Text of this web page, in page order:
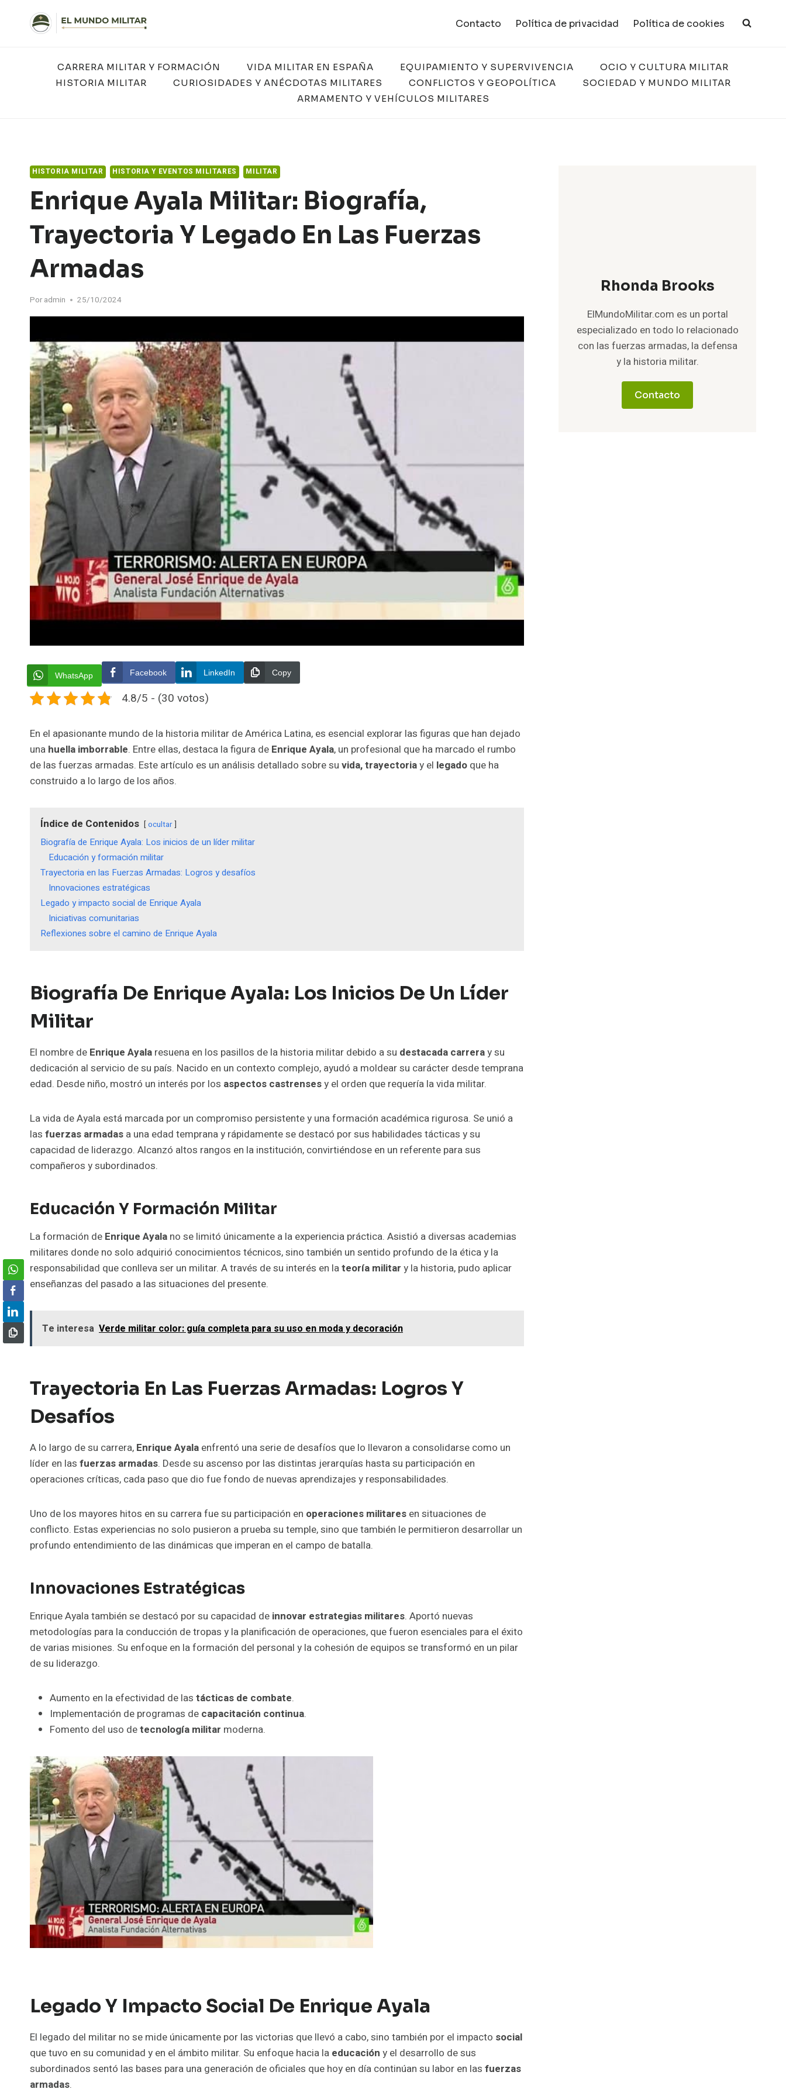
contenido
Contacto Política de privacidad Política de cookies
CARRERA MILITAR Y FORMACIÓN VIDA MILITAR EN ESPAÑA EQUIPAMIENTO Y SUPERVIVENCIA
OCIO Y CULTURA MILITAR
HISTORIA MILITAR
CURIOSIDADES Y ANÉCDOTAS MILITARES CONFLICTOS Y GEOPOLÍTICA
SOCIEDAD Y MUNDO MILITAR
ARMAMENTO Y VEHÍCULOS MILITARES
HISTORIA MILITAR HISTORIA Y EVENTOS MILITARES MILITAR
Enrique Ayala Militar: Biografía,
Trayectoria Y Legado En Las Fuerzas
Armadas
Por admin 25/10/2024
WhatsApp Facebook LinkedIn Copy
4.8/5 - (30 votos)
En el apasionante mundo de la historia militar de América Latina, es esencial explorar las figuras que han dejado
una huella imborrable. Entre ellas, destaca la figura de Enrique Ayala, un profesional que ha marcado el rumbo
de las fuerzas armadas. Este artículo es un análisis detallado sobre su vida, trayectoriay el legado que ha
construido a lo largo de los años.
Índice de Contenidos ocultar
Biografía de Enrique Ayala: Los inicios de un líder militar
Educación y formación militar
Trayectoria en las Fuerzas Armadas: Logros y desafíos
Innovaciones estratégicas
Legado y impacto social de Enrique Ayala
Iniciativas comunitarias
Reflexiones sobre el camino de Enrique Ayala
Biografía De Enrique Ayala: Los Inicios De Un Líder
Militar
El nombre de Enrique Ayala resuena en los pasillos de la historia militar debido a su destacada carreray su
dedicación al servicio de su país. Nacido en un contexto complejo, ayudó a moldear su carácter desde temprana
edad. Desde niño, mostró un interés por los aspectos castrensesy el orden que requería la vida militar.
La vida de Ayala está marcada por un compromiso persistente y una formación académica rigurosa. Se unió a
las fuerzas armadas a una edad temprana y rápidamente se destacó por sus habilidades tácticas y su
capacidad de liderazgo. Alcanzó altos rangos en la institución, convirtiéndose en un referente para sus
compañeros y subordinados.
Educación Y Formación Militar
La formación de Enrique Ayala no se limitó únicamente a la experiencia práctica. Asistió a diversas academias
militares donde no solo adquirió conocimientos técnicos, sino también un sentido profundo de la ética y la
responsabilidad que conlleva ser un militar. A través de su interés en lateoría militar y la historia, pudo aplicar
enseñanzas del pasado a las situaciones del presente.
Te interesa Verde militar color: guía completa para su uso en moda y decoración
Trayectoria En Las Fuerzas Armadas: Logros Y
Desafíos
A lo largo de su carrera, Enrique Ayala enfrentó una serie de desafíos que lo llevaron a consolidarse como un
líder en las fuerzas armadas. Desde su ascenso por las distintas jerarquías hasta su participación en
operaciones críticas, cada paso que dio fue fondo de nuevas aprendizajes y responsabilidades.
Uno de los mayores hitos en su carrera fue su participación en operaciones militares en situaciones de
conflicto. Estas experiencias no solo pusieron a prueba su temple, sino que también le permitieron desarrollar un
profundo entendimiento de las dinámicas que imperan en el campo de batalla.
Innovaciones Estratégicas
Enrique Ayala también se destacó por su capacidad de innovar estrategias militares. Aportó nuevas
metodologías para la conducción de tropas y la planificación de operaciones, que fueron esenciales para el éxito
de varias misiones. Su enfoque en la formación del personal y la cohesión de equipos se transformó en un pilar
de su liderazgo.
Aumento en la efectividad de las tácticas de combate.
Implementación de programas de capacitación continua.
Fomento del uso detecnología militar moderna.
Legado Y Impacto Social De Enrique Ayala
El legado del militar no se mide únicamente por las victorias que llevó a cabo, sino también por el impacto social
que tuvo en su comunidad y en el ámbito militar. Su enfoque hacia la educación y el desarrollo de sus
subordinados sentó las bases para una generación de oficiales que hoy en día continúan su labor en las fuerzas
armadas.
Rhonda Brooks
ElMundoMilitar.com es un portal
especializado en todo lo relacionado
con las fuerzas armadas, la defensa
y la historia militar.
Contacto